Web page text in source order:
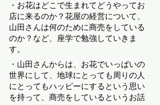
・お花はどこで生まれてどうやってお
店に来るのか？花屋の経営について、
山田さんは何のために商売をしている
のか？など、座学で勉強していきま
す。
・山田さんからは、お花でいっぱいの
世界にして、地球にとっても周りの人
にとってもハッピーにするという思い
を持って、商売をしているというお話